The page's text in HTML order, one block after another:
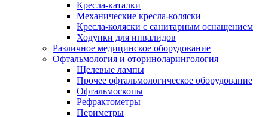
Кресла-каталки
Механические кресла-коляски
Кресла-коляски с санитарным оснащением
Ходунки для инвалидов
Различное медицинское оборудование
Офтальмология и оториноларингология
Щелевые лампы
Прочее офтальмологическое оборудование
Офтальмоскопы
Рефрактометры
Периметры